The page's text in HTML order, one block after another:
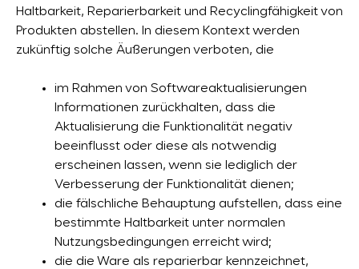
Haltbarkeit, Reparierbarkeit und Recyclingfähigkeit von
Produkten abstellen. In diesem Kontext werden
zukünftig solche Äußerungen verboten, die
im Rahmen von Softwareaktualisierungen
Informationen zurückhalten, dass die
Aktualisierung die Funktionalität negativ
beeinflusst oder diese als notwendig
erscheinen lassen, wenn sie lediglich der
Verbesserung der Funktionalität dienen;
die fälschliche Behauptung aufstellen, dass eine
bestimmte Haltbarkeit unter normalen
Nutzungsbedingungen erreicht wird;
die die Ware als reparierbar kennzeichnet,